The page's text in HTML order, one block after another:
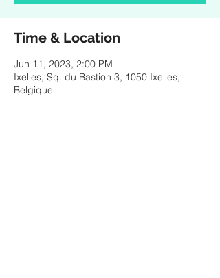
Time & Location
Jun 11, 2023, 2:00 PM
Ixelles, Sq. du Bastion 3, 1050 Ixelles,
Belgique